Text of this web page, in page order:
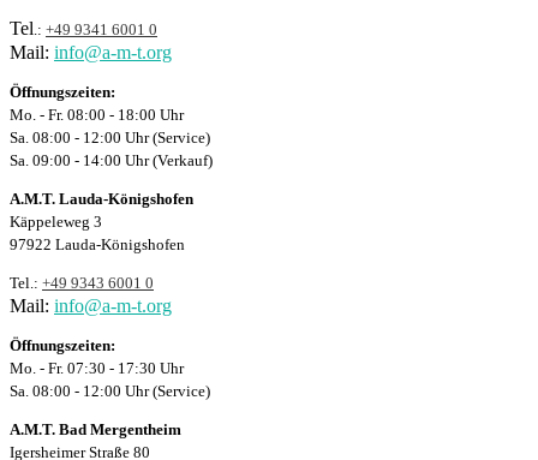
Tel .: +49 9341 6001 0
Mail: info@a-m-t.org
Öffnungszeiten:
Mo. - Fr. 08:00 - 18:00 Uhr
Sa. 08:00 - 12:00 Uhr (Service)
Sa. 09:00 - 14:00 Uhr (Verkauf)
A.M.T. Lauda-Königshofen
Käppeleweg 3
97922 Lauda-Königshofen
Tel.: +49 9343 6001 0
Mail: info@a-m-t.org
Öffnungszeiten:
Mo. - Fr. 07:30 - 17:30 Uhr
Sa. 08:00 - 12:00 Uhr (Service)
A.M.T. Bad Mergentheim
Igersheimer Straße 80